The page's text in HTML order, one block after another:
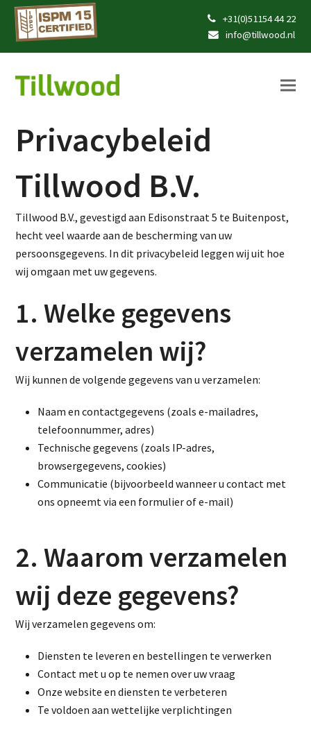
+31(0)51154 44 22
info@tillwood.nl
Privacybeleid
Tillwood B.V.
Tillwood B.V., gevestigd aan Edisonstraat 5 te Buitenpost,
hecht veel waarde aan de bescherming van uw
persoonsgegevens. In dit privacybeleid leggen wij uit hoe
wij omgaan met uw gegevens.
1. Welke gegevens
verzamelen wij?
Wij kunnen de volgende gegevens van u verzamelen:
Naam en contactgegevens (zoals e-mailadres,
telefoonnummer, adres)
Technische gegevens (zoals IP-adres,
browsergegevens, cookies)
Communicatie (bijvoorbeeld wanneer u contact met
ons opneemt via een formulier of e-mail)
2. Waarom verzamelen
wij deze gegevens?
Wij verzamelen gegevens om:
Diensten te leveren en bestellingen te verwerken
Contact met u op te nemen over uw vraag
Onze website en diensten te verbeteren
Te voldoen aan wettelijke verplichtingen